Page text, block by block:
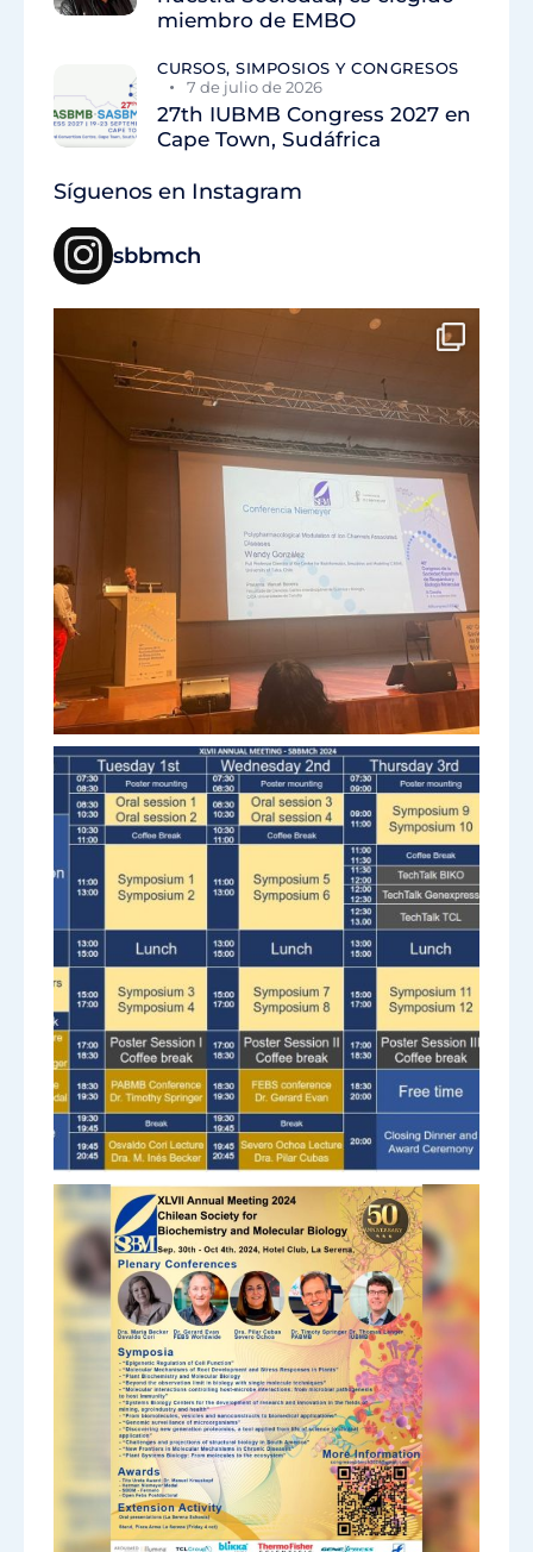
miembro de EMBO
CURSOS, SIMPOSIOS Y CONGRESOS
7 de julio de 2026
27th IUBMB Congress 2027 en
Cape Town, Sudáfrica
Síguenos en Instagram
sbbmch